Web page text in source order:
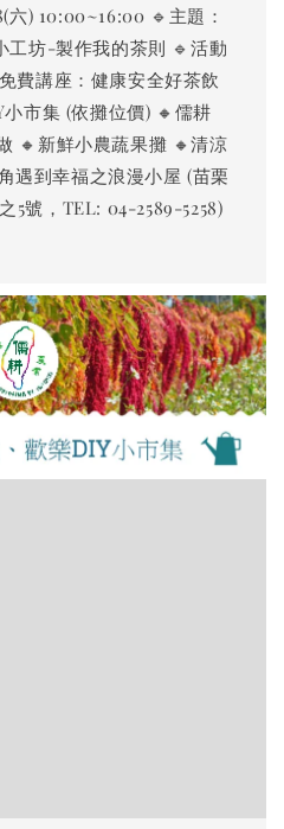
六) 10:00~16:00 🔹主題：
工坊-製作我的茶則 🔹活動
費講座：健康安全好茶飲
市集 (依攤位價) 🔸儒耕
🔸新鮮小農蔬果攤 🔸清涼
遇到幸福之浪漫小屋 (苗栗
5號，TEL: 04-2589-5258)